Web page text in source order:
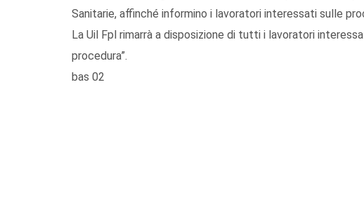
Sanitarie, affinché informino i lavoratori interessati sulle
La Uil Fpl rimarrà a disposizione di tutti i lavoratori
procedura”.
bas 02